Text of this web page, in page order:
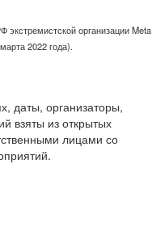
организации Meta
2022 года).
даты, организаторы,
взяты из открытых
лицами со